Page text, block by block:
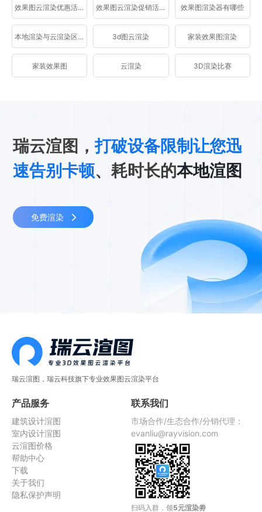
效果图云渲染优惠活动 效果图云渲染促销活动 效果图渲染器有哪些
本地渲染与云渲染区别 3d图云渲染 家装效果图渲染
家装效果图 云渲染 3D渲染比赛
瑞云渲图，打破设备限制让您迅
速告别卡顿、耗时长的本地渲图
免费渲染
瑞云渲图，瑞云科技旗下专业效果图云渲染平台
产品服务
建筑设计渲图
室内设计渲图
云渲图价格
帮助中心
下载
关于我们
隐私保护声明
联系我们
市场合作/生态合作/分销代理：
evanliu@rayvision.com
扫码入群，领5元渲染劵